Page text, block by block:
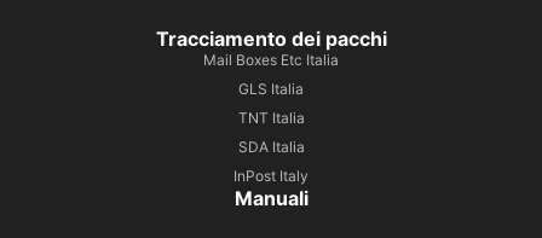
Tracciamento dei pacchi
Mail Boxes Etc Italia
GLS Italia
TNT Italia
SDA Italia
InPost Italy
Manuali